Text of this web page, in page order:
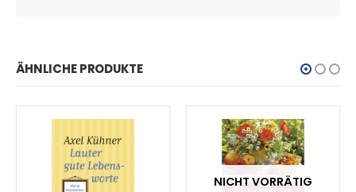
ÄHNLICHE PRODUKTE
NICHT VORRÄTIG